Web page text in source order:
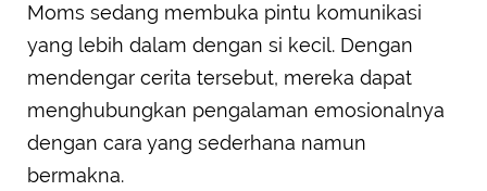
Moms sedang membuka pintu komunikasi
yang lebih dalam dengan si kecil. Dengan
mendengar cerita tersebut, mereka dapat
menghubungkan pengalaman emosionalnya
dengan cara yang sederhana namun
bermakna.